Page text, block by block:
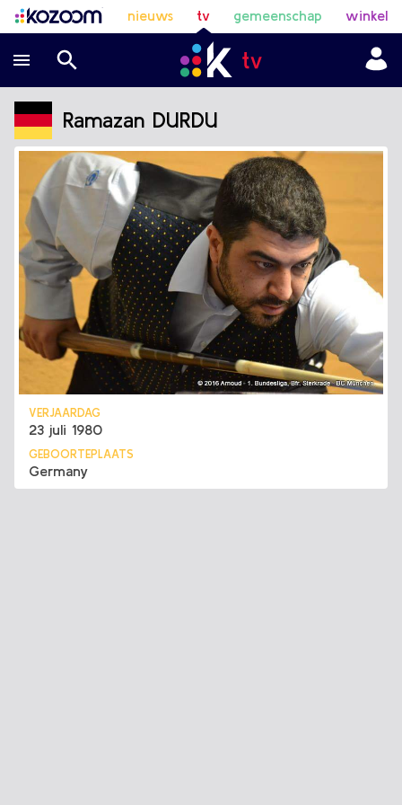
nieuws tv gemeenschap winkel
Ramazan DURDU
VERJAARDAG
23 juli 1980
GEBOORTEPLAATS
Germany